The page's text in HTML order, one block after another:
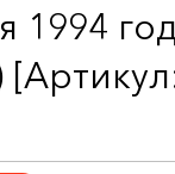
1994